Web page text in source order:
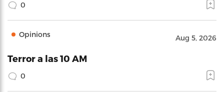
0
Opinions Aug 5, 2026
Terror a las 10 AM
0